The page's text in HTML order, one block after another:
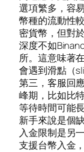
選項繁多，容
幣種的流動性
密貨幣，但對
深度不如
所。這意味著
會遇到滑點（
第三，客服回
峰期，比如比
等待時間可能
新手來說是個
入金限制是另
支援台幣入金